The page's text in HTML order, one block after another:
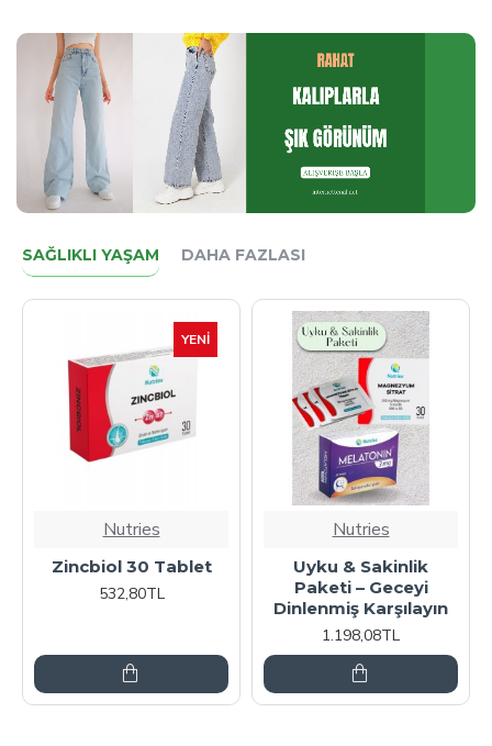
SAĞLIKLI YAŞAM DAHA FAZLASI
YENI
Nutries
Zincbiol 30 Tablet
532,80TL
Nutries
Uyku & Sakinlik
Paketi – Geceyi
Dinlenmiş Karşılayın
1.198,08TL